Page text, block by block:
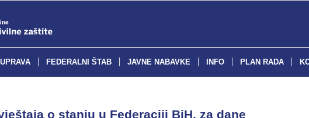
UPRAVA FEDERALNI ŠTAB JAVNE NABAVKE INFO PLAN RADA
o stanju u Federaciji BiH, za dane